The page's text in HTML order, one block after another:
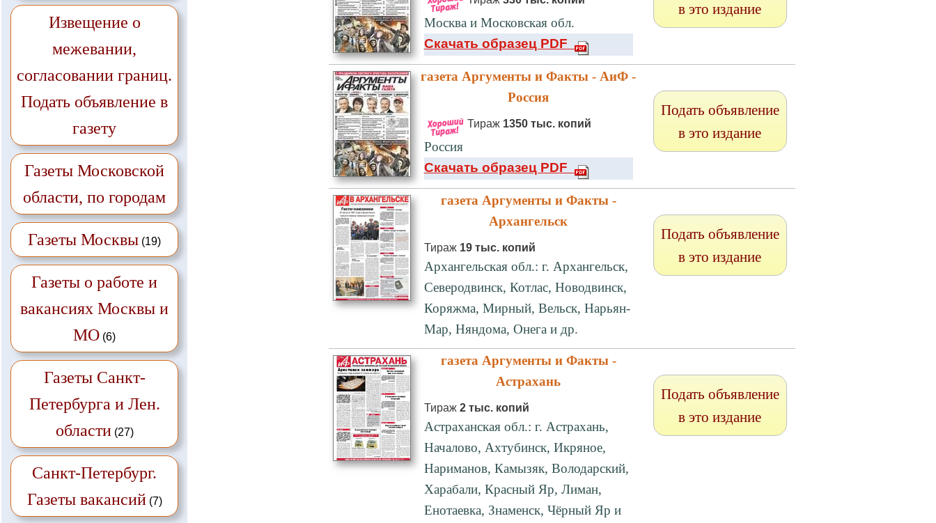
Извещение о
межевании,
согласовании границ.
Подать объявление в
газету
Газеты Московской
области, по городам
Газеты Москвы (19)
Газеты о работе и
вакансиях Москвы и
МО (6)
Газеты Санкт-
Петербурга и Лен.
области(27)
Санкт-Петербург.
Газеты вакансий(7)
Москва и Московская обл.
Скачать образец PDF
в это издание
газета Аргументы и Факты - АиФ -
Россия
Тираж 1350 тыс. копий
Россия
Скачать образец PDF
Подать объявление
в это издание
газета Аргументы и Факты -
Архангельск
Тираж 19 тыс. копий
Архангельская обл.: г. Архангельск,
Северодвинск, Котлас, Новодвинск,
Коряжма, Мирный, Вельск, Нарьян-
Мар, Няндома, Онега и др.
Подать объявление
в это издание
газета Аргументы и Факты -
Астрахань
Тираж 2 тыс. копий
Астраханская обл.: г. Астрахань,
Началово, Ахтубинск, Икряное,
Нариманов, Камызяк, Володарский,
Харабали, Красный Яр, Лиман,
Енотаевка, Знаменск, Чёрный Яр и
Подать объявление
в это издание